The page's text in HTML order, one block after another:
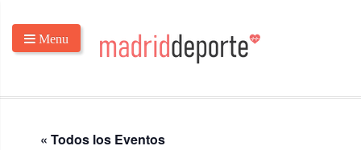
Menu
« Todos los Eventos